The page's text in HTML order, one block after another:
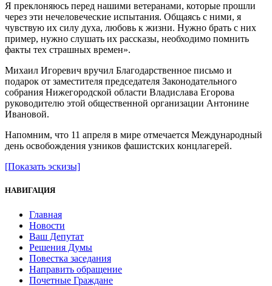
Я преклоняюсь перед нашими ветеранами, которые прошли
через эти нечеловеческие испытания. Общаясь с ними, я
чувствую их силу духа, любовь к жизни. Нужно брать с них
пример, нужно слушать их рассказы, необходимо помнить
факты тех страшных времен».
Михаил Игоревич вручил Благодарственное письмо и
подарок от заместителя председателя Законодательного
собрания Нижегородской области Владислава Егорова
руководителю этой общественной организации Антонине
Ивановой.
Напомним, что 11 апреля в мире отмечается Международный
день освобождения узников фашистских концлагерей.
[Показать эскизы]
НАВИГАЦИЯ
Главная
Новости
Ваш Депутат
Решения Думы
Повестка заседания
Направить обращение
Почетные Граждане